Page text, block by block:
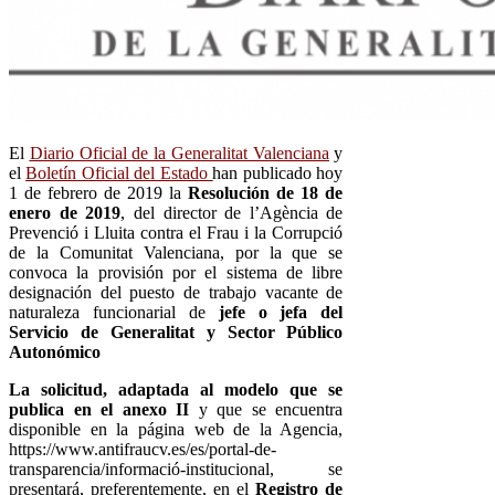
El Diario Oficial de la Generalitat Valenciana y
elBoletín Oficial del Estado han publicado hoy
1 de febrero de 2019 laResolución de 18 de
enero de 2019, del director de l’Agència de
Prevenció i Lluita contra el Frau i la Corrupció
de la Comunitat Valenciana, por la que se
convoca la provisión por el sistema de libre
designación del puesto de trabajo vacante de
naturaleza funcionarial dejefe o jefa del
Servicio de Generalitat y Sector Público
Autonómico
La solicitud, adaptada al modelo que se
publica en el anexo II y que se encuentra
disponible en la página web de la Agencia,
https://www.antifraucv.es/es/portal-de-
transparencia/informació-institucional, se
presentará, preferentemente, en elRegistro de